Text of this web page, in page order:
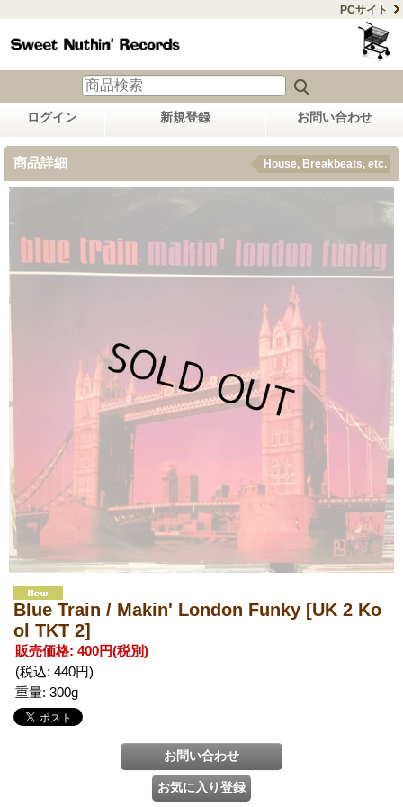
PCサイト
ログイン 新規登録 お問い合わせ
商品詳細 House, Breakbeats, etc.
Blue Train / Makin' London Funky [UK 2 Ko
ol TKT 2]
販売価格: 400円(税別)
(税込: 440円)
重量: 300g